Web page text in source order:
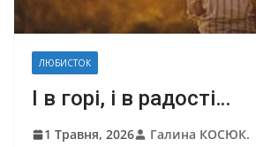
ЛЮБИСТОК
І в горі, і в радості…
1 Травня, 2026 Галина КОСЮК.